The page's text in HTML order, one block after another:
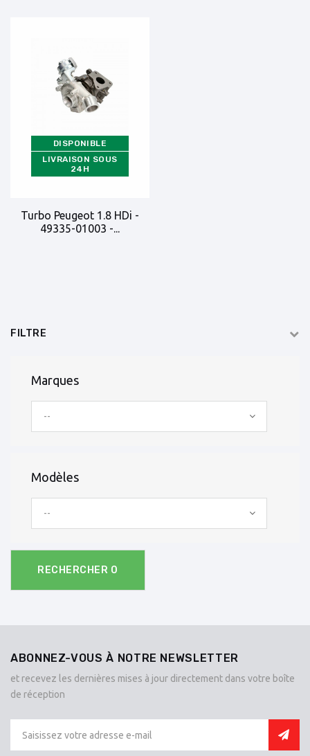
DISPONIBLE
LIVRAISON SOUS
24H
Turbo Peugeot 1.8 HDi -
49335-01003 -...
FILTRE
Marques
--
Modèles
--
RECHERCHER 0
ABONNEZ-VOUS À NOTRE NEWSLETTER
et recevez les dernières mises à jour directement dans votre boîte
de réception